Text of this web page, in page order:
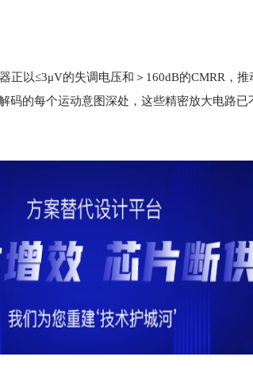
正以≤3μV的失调电压和＞160dB的CMRR，
码的每个运动意图深处，这些精密放大电路